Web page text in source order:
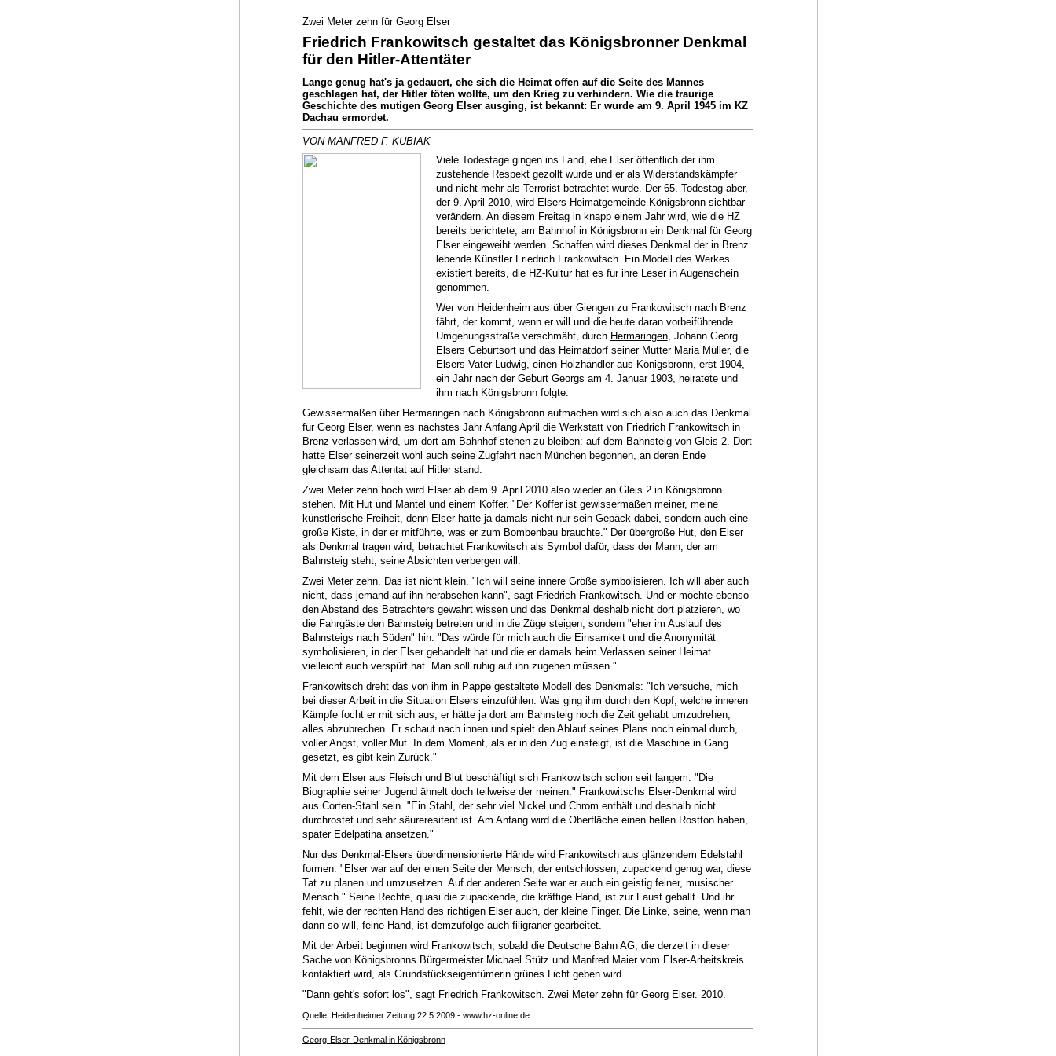
Zwei Meter zehn für Georg Elser
Friedrich Frankowitsch gestaltet das Königsbronner Denkmal
für den Hitler-Attentäter
Lange genug hat's ja gedauert, ehe sich die Heimat offen auf die Seite des Mannes
geschlagen hat, der Hitler töten wollte, um den Krieg zu verhindern. Wie die traurige
Geschichte des mutigen Georg Elser ausging, ist bekannt: Er wurde am 9. April 1945 im KZ
Dachau ermordet.
VON MANFRED F. KUBIAK
Viele Todestage gingen ins Land, ehe Elser öffentlich der ihm
zustehende Respekt gezollt wurde und er als Widerstandskämpfer
und nicht mehr als Terrorist betrachtet wurde. Der 65. Todestag aber,
der 9. April 2010, wird Elsers Heimatgemeinde Königsbronn sichtbar
verändern. An diesem Freitag in knapp einem Jahr wird, wie die HZ
bereits berichtete, am Bahnhof in Königsbronn ein Denkmal für Georg
Elser eingeweiht werden. Schaffen wird dieses Denkmal der in Brenz
lebende Künstler Friedrich Frankowitsch. Ein Modell des Werkes
existiert bereits, die HZ-Kultur hat es für ihre Leser in Augenschein
genommen.
Wer von Heidenheim aus über Giengen zu Frankowitsch nach Brenz
fährt, der kommt, wenn er will und die heute daran vorbeiführende
Umgehungsstraße verschmäht, durch Hermaringen, Johann Georg
Elsers Geburtsort und das Heimatdorf seiner Mutter Maria Müller, die
Elsers Vater Ludwig, einen Holzhändler aus Königsbronn, erst 1904,
ein Jahr nach der Geburt Georgs am 4. Januar 1903, heiratete und
ihm nach Königsbronn folgte.
Gewissermaßen über Hermaringen nach Königsbronn aufmachen wird sich also auch das Denkmal
für Georg Elser, wenn es nächstes Jahr Anfang April die Werkstatt von Friedrich Frankowitsch in
Brenz verlassen wird, um dort am Bahnhof stehen zu bleiben: auf dem Bahnsteig von Gleis 2. Dort
hatte Elser seinerzeit wohl auch seine Zugfahrt nach München begonnen, an deren Ende
gleichsam das Attentat auf Hitler stand.
Zwei Meter zehn hoch wird Elser ab dem 9. April 2010 also wieder an Gleis 2 in Königsbronn
stehen. Mit Hut und Mantel und einem Koffer. "Der Koffer ist gewissermaßen meiner, meine
künstlerische Freiheit, denn Elser hatte ja damals nicht nur sein Gepäck dabei, sondern auch eine
große Kiste, in der er mitführte, was er zum Bombenbau brauchte." Der übergroße Hut, den Elser
als Denkmal tragen wird, betrachtet Frankowitsch als Symbol dafür, dass der Mann, der am
Bahnsteig steht, seine Absichten verbergen will.
Zwei Meter zehn. Das ist nicht klein. "Ich will seine innere Größe symbolisieren. Ich will aber auch
nicht, dass jemand auf ihn herabsehen kann", sagt Friedrich Frankowitsch. Und er möchte ebenso
den Abstand des Betrachters gewahrt wissen und das Denkmal deshalb nicht dort platzieren, wo
die Fahrgäste den Bahnsteig betreten und in die Züge steigen, sondern "eher im Auslauf des
Bahnsteigs nach Süden" hin. "Das würde für mich auch die Einsamkeit und die Anonymität
symbolisieren, in der Elser gehandelt hat und die er damals beim Verlassen seiner Heimat
vielleicht auch verspürt hat. Man soll ruhig auf ihn zugehen müssen."
Frankowitsch dreht das von ihm in Pappe gestaltete Modell des Denkmals: "Ich versuche, mich
bei dieser Arbeit in die Situation Elsers einzufühlen. Was ging ihm durch den Kopf, welche inneren
Kämpfe focht er mit sich aus, er hätte ja dort am Bahnsteig noch die Zeit gehabt umzudrehen,
alles abzubrechen. Er schaut nach innen und spielt den Ablauf seines Plans noch einmal durch,
voller Angst, voller Mut. In dem Moment, als er in den Zug einsteigt, ist die Maschine in Gang
gesetzt, es gibt kein Zurück."
Mit dem Elser aus Fleisch und Blut beschäftigt sich Frankowitsch schon seit langem. "Die
Biographie seiner Jugend ähnelt doch teilweise der meinen." Frankowitschs Elser-Denkmal wird
aus Corten-Stahl sein. "Ein Stahl, der sehr viel Nickel und Chrom enthält und deshalb nicht
durchrostet und sehr säureresitent ist. Am Anfang wird die Oberfläche einen hellen Rostton haben,
später Edelpatina ansetzen."
Nur des Denkmal-Elsers überdimensionierte Hände wird Frankowitsch aus glänzendem Edelstahl
formen. "Elser war auf der einen Seite der Mensch, der entschlossen, zupackend genug war, diese
Tat zu planen und umzusetzen. Auf der anderen Seite war er auch ein geistig feiner, musischer
Mensch." Seine Rechte, quasi die zupackende, die kräftige Hand, ist zur Faust geballt. Und ihr
fehlt, wie der rechten Hand des richtigen Elser auch, der kleine Finger. Die Linke, seine, wenn man
dann so will, feine Hand, ist demzufolge auch filigraner gearbeitet.
Mit der Arbeit beginnen wird Frankowitsch, sobald die Deutsche Bahn AG, die derzeit in dieser
Sache von Königsbronns Bürgermeister Michael Stütz und Manfred Maier vom Elser-Arbeitskreis
kontaktiert wird, als Grundstückseigentümerin grünes Licht geben wird.
"Dann geht's sofort los", sagt Friedrich Frankowitsch. Zwei Meter zehn für Georg Elser. 2010.
Quelle: Heidenheimer Zeitung 22.5.2009 - www.hz-online.de
Georg-Elser-Denkmal in Königsbronn